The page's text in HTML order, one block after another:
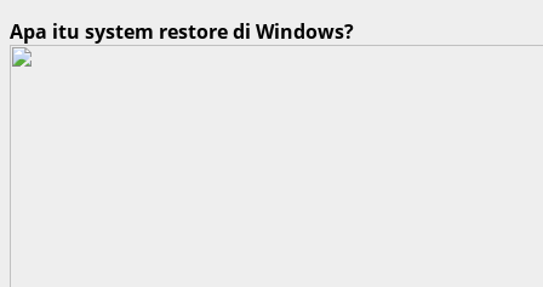
Apa itu system restore di Windows?